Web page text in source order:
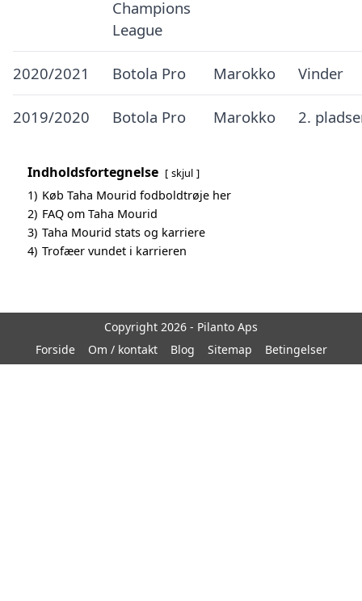
Champions
League
2020/2021 Botola Pro Marokko Vinder
2019/2020 Botola Pro Marokko 2.
Indholdsfortegnelse skjul
1) Køb Taha Mourid fodboldtrøje her
2) FAQ om Taha Mourid
3) Taha Mourid stats og karriere
4) Trofæer vundet i karrieren
Copyright 2026 - Pilanto Aps
Forside
Om / kontakt Blog Sitemap Betingelser